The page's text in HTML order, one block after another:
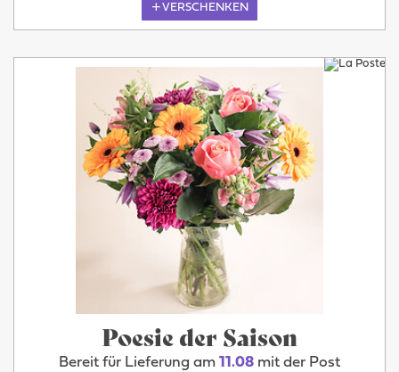
VERSCHENKEN
Poesie der Saison
Bereit für Lieferung am 11.08 mit der Post